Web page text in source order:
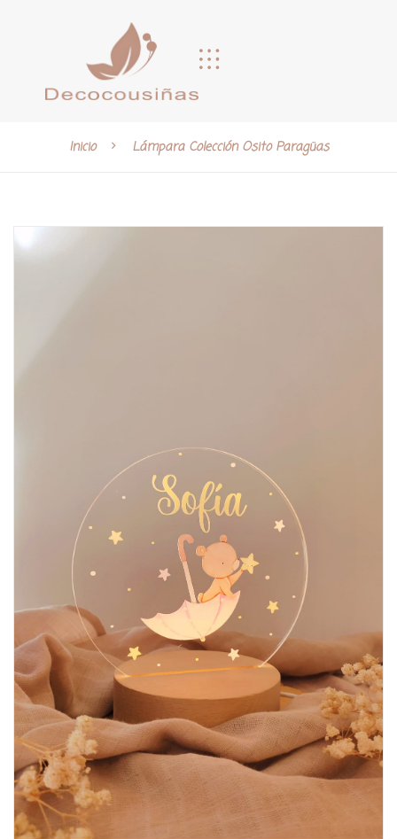
Inicio Lámpara Colección Osito Paragüas